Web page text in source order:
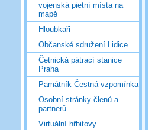
vojenská pietní místa na
mapě
Hloubkaři
Občanské sdružení Lidice
Četnická pátrací stanice
Praha
Památník Čestná vzpomínka
Osobní stránky členů a
partnerů
Virtuální hřbitovy